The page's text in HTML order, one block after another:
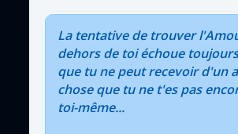
La tentative de trouver
dehors de toi échoue
que tu ne peut recevoir d'un
chose que tu ne t'es pas
toi-même...